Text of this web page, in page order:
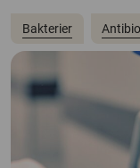
Bakterier